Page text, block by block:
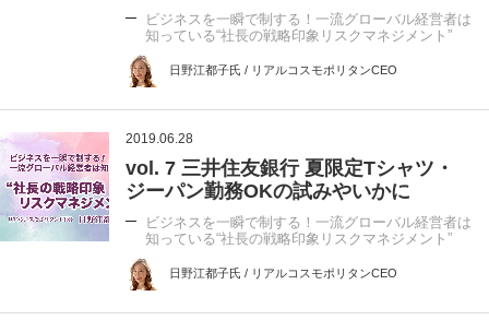
ビジネスを一瞬で制する！一流グローバル経営者は
知っている“社長の戦略印象リスクマネジメント”
日野江都子氏 / リアルコスモポリタンCEO
2019.06.28
vol. 7 三井住友銀行 夏限定Tシャツ・
ジーパン勤務OKの試みやいかに
ビジネスを一瞬で制する！一流グローバル経営者は
知っている“社長の戦略印象リスクマネジメント”
日野江都子氏 / リアルコスモポリタンCEO